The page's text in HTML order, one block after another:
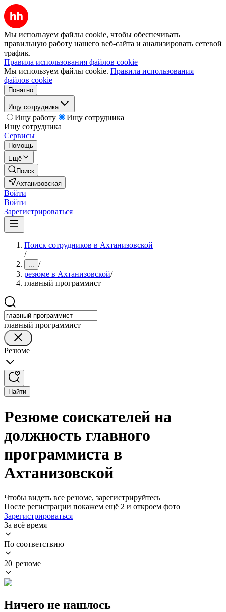
Мы используем файлы cookie, чтобы обеспечивать
правильную работу нашего веб-сайта и анализировать сетевой
трафик.
Правила использования файлов cookie
Мы используем файлы cookie. Правила использования
файлов cookie
Понятно
Ищу сотрудника
Ищу работу
Ищу сотрудника
Ищу сотрудника
Сервисы
Помощь
Ещё
Поиск
Ахтанизовская
Войти
Войти
Зарегистрироваться
Поиск сотрудников в Ахтанизовской
/
... /
резюме в Ахтанизовской/
главный программист
главный программист
Резюме
Найти
Резюме соискателей на
должность главного
программиста в
Ахтанизовской
Чтобы видеть все резюме, зарегистрируйтесь
После регистрации покажем ещё 2 и откроем фото
Зарегистрироваться
За всё время
По соответствию
20 резюме
Ничего не нашлось